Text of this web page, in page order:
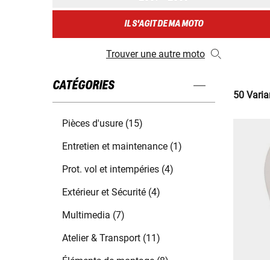
IL S'AGIT DE MA MOTO
Trouver une autre moto
CATÉGORIES
Pièces d'usure (15)
Entretien et maintenance (1)
Prot. vol et intempéries (4)
Extérieur et Sécurité (4)
Multimedia (7)
Atelier & Transport (11)
50